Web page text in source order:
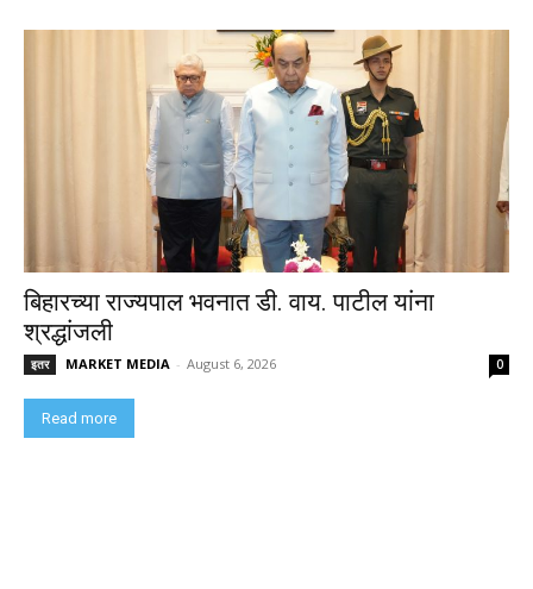
बिहारच्या राज्यपाल भवनात डी. वाय. पाटील यांना
श्रद्धांजली
इतर MARKET MEDIA - August 6, 2026 0
Read more